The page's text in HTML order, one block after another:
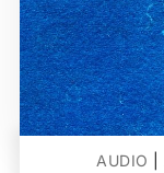
AUDIO